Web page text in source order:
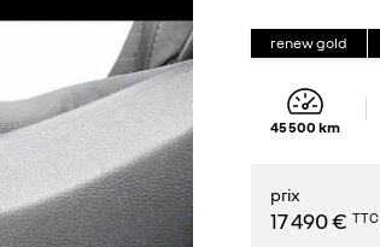
renew gold
45 500 km
prix
17 490 € TTC